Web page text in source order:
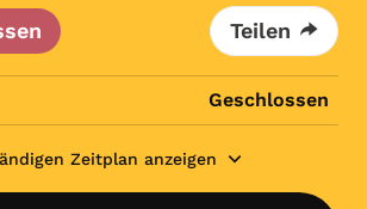
Teilen
Geschlossen
Zeitplan anzeigen